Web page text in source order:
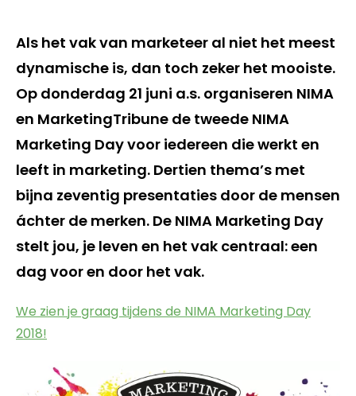
Als het vak van marketeer al niet het meest
dynamische is, dan toch zeker het mooiste.
Op donderdag 21 juni a.s. organiseren NIMA
en MarketingTribune de tweede NIMA
Marketing Day voor iedereen die werkt en
leeft in marketing. Dertien thema’s met
bijna zeventig presentaties door de mensen
áchter de merken. De NIMA Marketing Day
stelt jou, je leven en het vak centraal: een
dag voor en door het vak.
We zien je graag tijdens de NIMA Marketing Day
2018!